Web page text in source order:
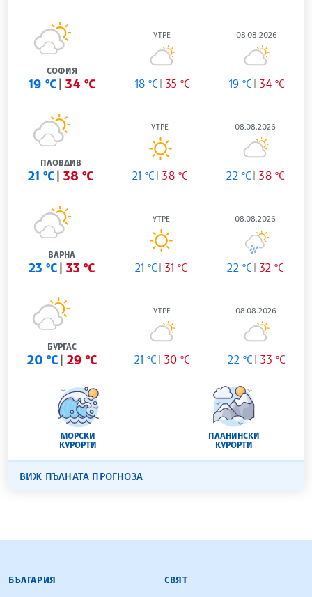
СОФИЯ
19 °C 34 °C
УТРЕ
18 °C 35 °C
08.08.2026
19 °C 34 °C
ПЛОВДИВ
21 °C 38 °C
УТРЕ
21 °C 38 °C
08.08.2026
22 °C 38 °C
ВАРНА
23 °C 33 °C
УТРЕ
21 °C 31 °C
08.08.2026
22 °C 32 °C
БУРГАС
20 °C 29 °C
УТРЕ
21 °C 30 °C
08.08.2026
22 °C 33 °C
МОРСКИ
КУРОРТИ
ПЛАНИНСКИ
КУРОРТИ
ВИЖ ПЪЛНАТА ПРОГНОЗА
БЪЛГАРСКА ТЕЛЕГРАФНА АГЕНЦИЯ
БЪЛГАРИЯ СВЯТ